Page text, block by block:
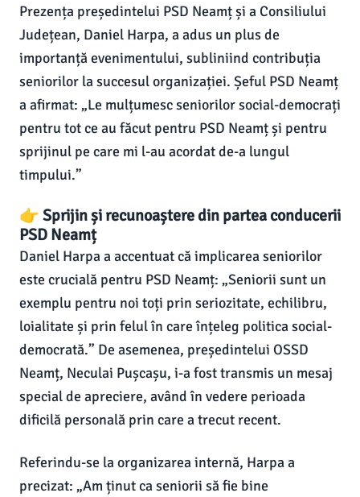
Prezența președintelui PSD Neamț și a Consiliului
Județean, Daniel Harpa, a adus un plus de
importanță evenimentului, subliniind contribuția
seniorilor la succesul organizației. Șeful PSD Neamț
a afirmat: „Le mulțumesc seniorilor social-democrați
pentru tot ce au făcut pentru PSD Neamț și pentru
sprijinul pe care mi l-au acordat de-a lungul
timpului.”
👉 Sprijin și recunoaștere din partea conducerii
PSD Neamț
Daniel Harpa a accentuat că implicarea seniorilor
este crucială pentru PSD Neamț: „Seniorii sunt un
exemplu pentru noi toți prin seriozitate, echilibru,
loialitate și prin felul în care înțeleg politica social-
democrată.” De asemenea, președintelui OSSD
Neamț, Neculai Pușcașu, i-a fost transmis un mesaj
special de apreciere, având în vedere perioada
dificilă personală prin care a trecut recent.
Referindu-se la organizarea internă, Harpa a
precizat: „Am ținut ca seniorii să fie bine